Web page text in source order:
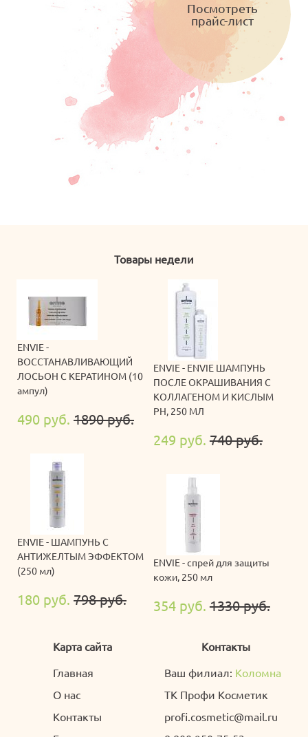
Посмотреть
прайс-лист
Карта сайта
Главная
О нас
Контакты
Товары недели
ENVIE -
ВОССТАНАВЛИВАЮЩИЙ
ЛОСЬОН С КЕРАТИНОМ (10
ампул)
490 руб. 1890 руб.
ENVIE - ШАМПУНЬ С
АНТИЖЕЛТЫМ ЭФФЕКТОМ
(250 мл)
180 руб. 798 руб.
ENVIE - ENVIE ШАМПУНЬ
ПОСЛЕ ОКРАШИВАНИЯ С
КОЛЛАГЕНОМ И КИСЛЫМ
PH, 250 МЛ
249 руб. 740 руб.
ENVIE - спрей для защиты
кожи, 250 мл
354 руб. 1330 руб.
Контакты
Ваш филиал: Коломна
ТК Профи Косметик
profi.cosmetic@mail.ru